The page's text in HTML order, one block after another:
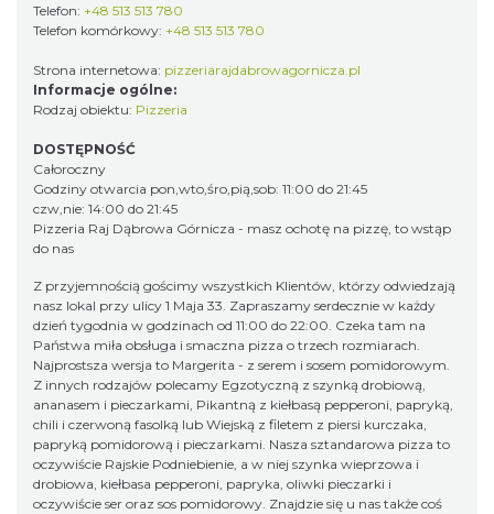
Telefon: +48 513 513 780
Telefon komórkowy: +48 513 513 780
Strona internetowa: pizzeriarajdabrowagornicza.pl
Informacje ogólne:
Rodzaj obiektu: Pizzeria
DOSTĘPNOŚĆ
Całoroczny
Godziny otwarcia pon,wto,śro,pią,sob: 11:00 do 21:45
czw,nie: 14:00 do 21:45
Pizzeria Raj Dąbrowa Górnicza - masz ochotę na pizzę, to wstąp
do nas
Z przyjemnością gościmy wszystkich Klientów, którzy odwiedzają
nasz lokal przy ulicy 1 Maja 33. Zapraszamy serdecznie w każdy
dzień tygodnia w godzinach od 11:00 do 22:00. Czeka tam na
Państwa miła obsługa i smaczna pizza o trzech rozmiarach.
Najprostsza wersja to Margerita - z serem i sosem pomidorowym.
Z innych rodzajów polecamy Egzotyczną z szynką drobiową,
ananasem i pieczarkami, Pikantną z kiełbasą pepperoni, papryką,
chili i czerwoną fasolką lub Wiejską z filetem z piersi kurczaka,
papryką pomidorową i pieczarkami. Nasza sztandarowa pizza to
oczywiście Rajskie Podniebienie, a w niej szynka wieprzowa i
drobiowa, kiełbasa pepperoni, papryka, oliwki pieczarki i
oczywiście ser oraz sos pomidorowy. Znajdzie się u nas także coś